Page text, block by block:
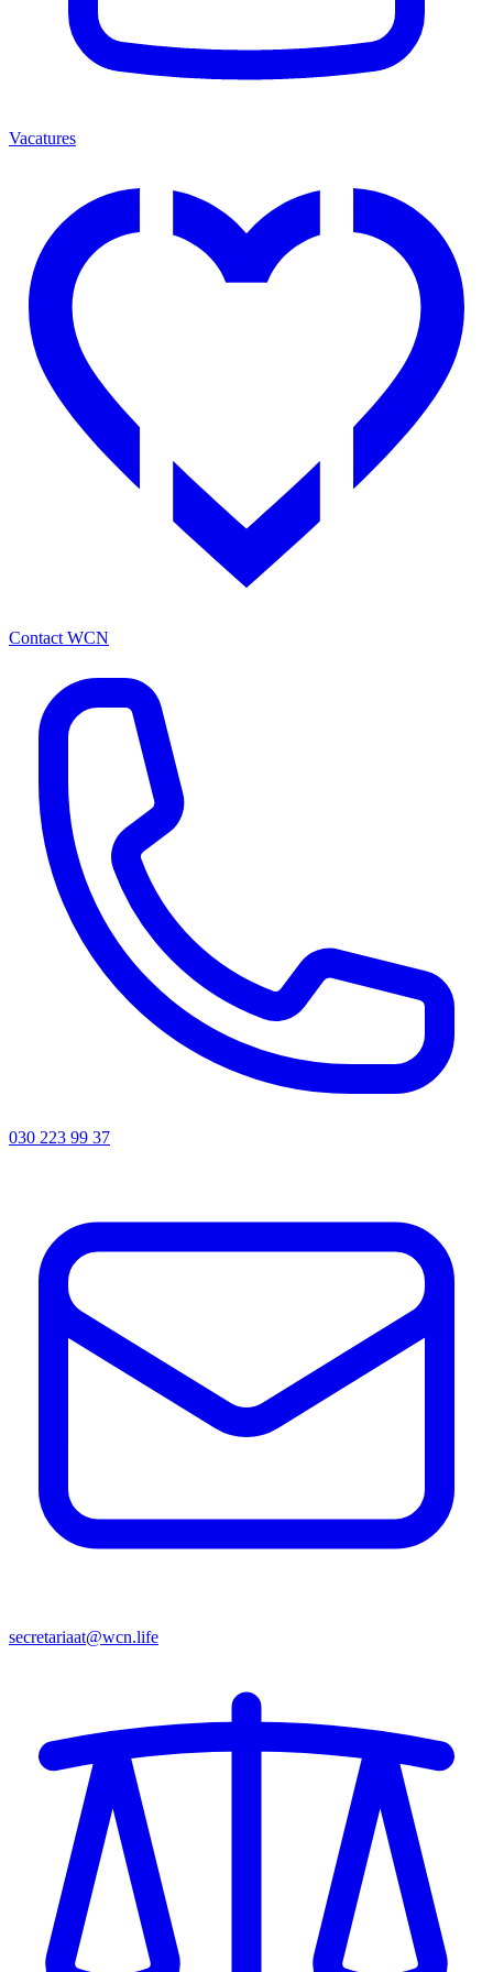
Vacatures
Contact WCN
030 223 99 37
secretariaat@wcn.life